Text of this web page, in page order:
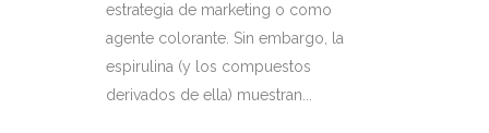
estrategia de marketing o como
agente colorante. Sin embargo, la
espirulina (y los compuestos
derivados de ella) muestran...